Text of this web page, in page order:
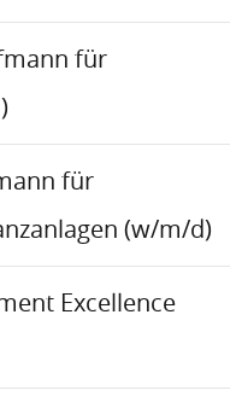
für
für
(w/m/d)
Excellence